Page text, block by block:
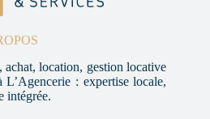
location, gestion locative
: expertise locale,
intégrée.